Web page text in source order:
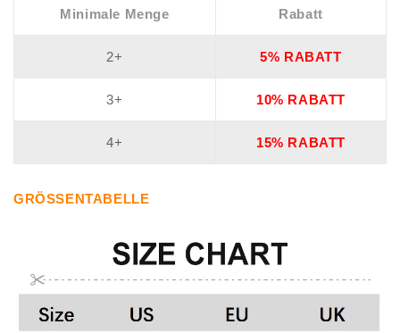
Minimale Menge Rabatt
2+ 5% RABATT
3+ 10% RABATT
4+ 15% RABATT
GRÖSSENTABELLE